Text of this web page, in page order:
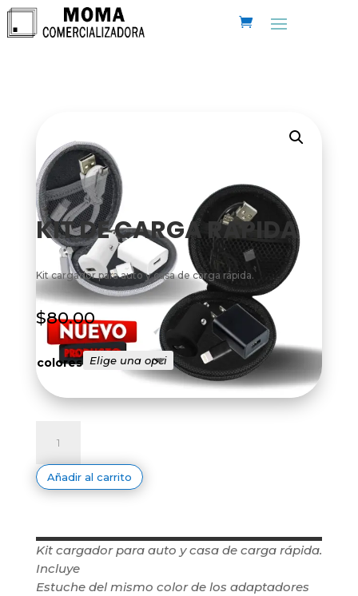
KIT DE CARGA RAPIDA
Kit cargador para auto y casa de carga rápida.
$80.00
colores
CARGA
cantidad
Añadir al carrito
Kit cargador para auto y casa de carga rápida.
Incluye
Estuche del mismo color de los adaptadores